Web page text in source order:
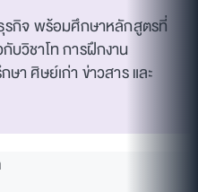
รกิจ พร้อมศึกษาหลักสูตรที่
บวิชาโท การฝึกงาน
า ศิษย์เก่า ข่าวสาร และ